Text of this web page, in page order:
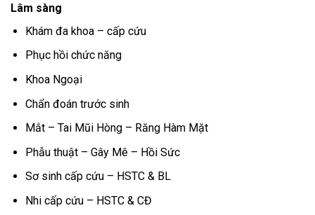
Lâm sàng
Khám đa khoa – cấp cứu
Phục hồi chức năng
Khoa Ngoại
Chẩn đoán trước sinh
Mắt – Tai Mũi Hòng – Răng Hàm Mặt
Phẫu thuật – Gây Mê – Hồi Sức
Sơ sinh cấp cứu – HSTC & BL
Nhi cấp cứu – HSTC & CĐ